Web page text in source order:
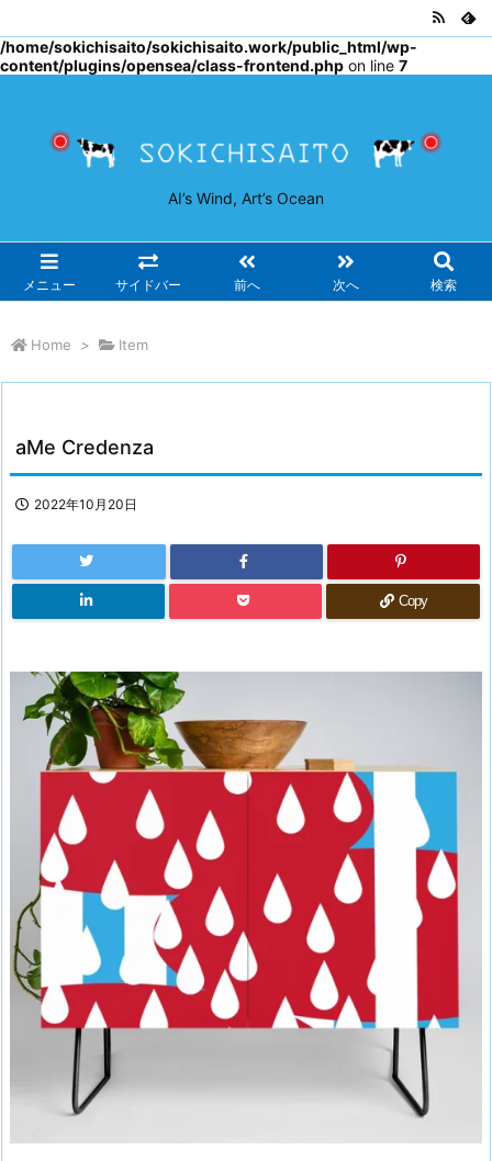
/home/sokichisaito/sokichisaito.work/public_html/wp-
content/plugins/opensea/class-frontend.php on line 7
AI’s Wind, Art’s Ocean
メニュー サイドバー 前へ 次へ 検索
Home > Item
aMe Credenza
2022年10月20日
Copy